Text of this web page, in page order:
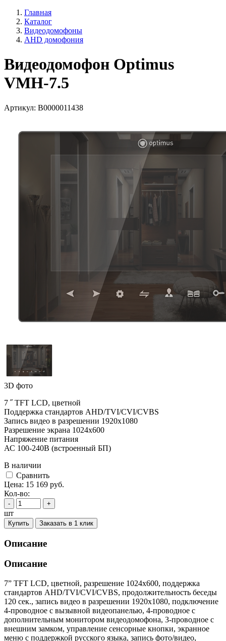
Главная
Каталог
Видеодомофоны
AHD домофония
Видеодомофон Optimus
VMH-7.5
Артикул: В0000011438
3D фото
7 ˝ TFT LCD, цветной
Поддержка стандартов AHD/TVI/CVI/CVBS
Запись видео в разрешении 1920х1080
Разрешение экрана 1024x600
Напряжение питания
АС 100-240В (встроенный БП)
В наличии
Cравнить
Цена: 15 169 руб.
Кол-во:
- +
шт
Купить Заказать в 1 клик
Описание
Описание
7” TFT LCD, цветной, разрешение 1024x600, поддержка
стандартов AHD/TVI/CVI/CVBS, продолжительность беседы
120 сек., запись видео в разрешении 1920х1080, подключение
4-проводное с вызывной видеопанелью, 4-проводное с
дополнительным монитором видеодомофона, 3-проводное с
внешним замком, управление сенсорные кнопки, экранное
меню с поддержкой русского языка, запись фото/видео,